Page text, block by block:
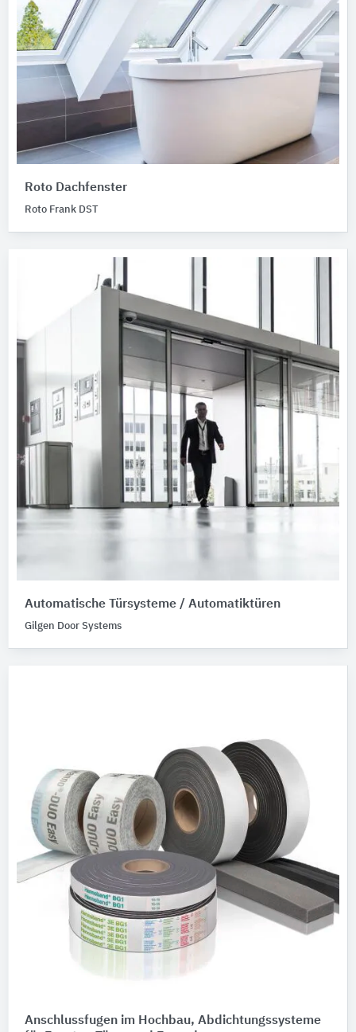
Roto Dachfenster
Roto Frank DST
Automatische Türsysteme / Automatiktüren
Gilgen Door Systems
Anschlussfugen im Hochbau, Abdichtungssysteme